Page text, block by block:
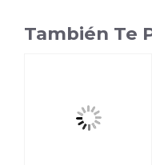
También Te